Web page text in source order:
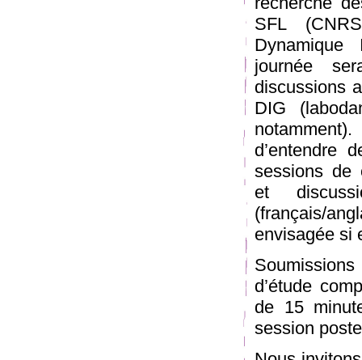
SFL
journée
discussions
DIG
d’entendre
sessions de
et
(français/
envisagée si
d’étude
de 15
session